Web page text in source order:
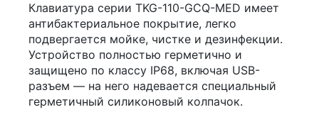
Клавиатура серии TKG-110-GCQ-MED имеет
антибактериальное покрытие, легко
подвергается мойке, чистке и дезинфекции.
Устройство полностью герметично и
защищено по классу IP68, включая USB-
разъем — на него надевается специальный
герметичный силиконовый колпачок.